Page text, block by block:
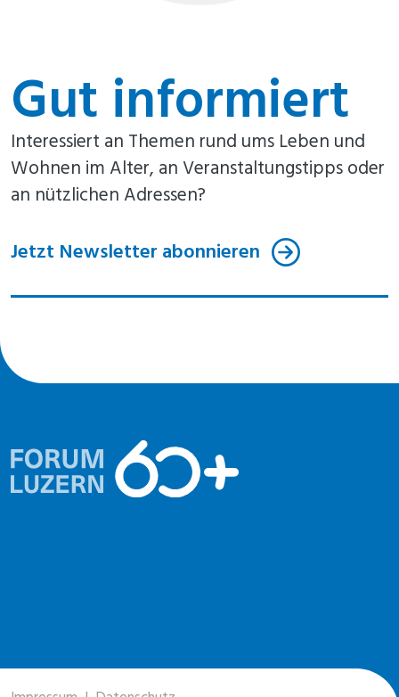
Gut informiert
Interessiert an Themen rund ums Leben und
Wohnen im Alter, an Veranstaltungstipps oder
an nützlichen Adressen?
Jetzt Newsletter abonnieren